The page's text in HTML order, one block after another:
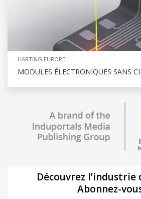
HARTING EUROPE
MODULES ÉLECTRONIQUES SANS
Découvrez l’industrie
Abonnez-